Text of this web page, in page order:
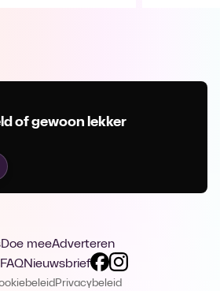
of gewoon lekker
Doe meeAdverteren
FAQNieuwsbrief
Privacybeleid